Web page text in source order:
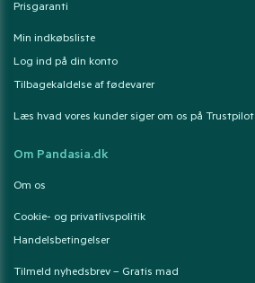
Prisgaranti
Min indkøbsliste
Log ind på din konto
Tilbagekaldelse af fødevarer
Læs hvad vores kunder siger om os på Trustpilot
Om Pandasia.dk
Om os
Cookie- og privatlivspolitik
Handelsbetingelser
Tilmeld nyhedsbrev – Gratis mad